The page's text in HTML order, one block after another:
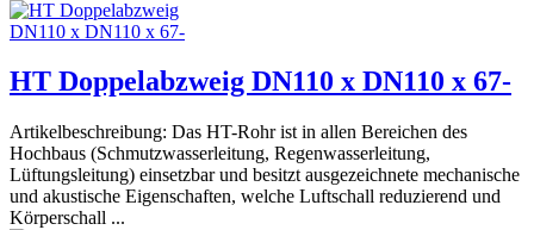
HT Doppelabzweig DN110 x DN110 x 67-
Artikelbeschreibung: Das HT-Rohr ist in allen Bereichen des
Hochbaus (Schmutzwasserleitung, Regenwasserleitung,
Lüftungsleitung) einsetzbar und besitzt ausgezeichnete mechanische
und akustische Eigenschaften, welche Luftschall reduzierend und
Körperschall ...